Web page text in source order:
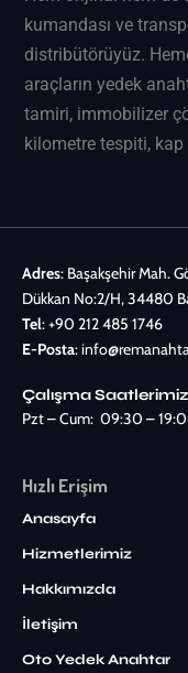
kumandası ve
distribütörüyüz.
araçların yedek
tamiri, immobilizer
kilometre tespiti,
Adres: Başakşehir Mah.
Dükkan No:2/H, 34480
Tel:+90 212 485 1746
E-Posta:
Çalışma
Pzt – Cum: 09:30 –
Hızlı Erişim
Anasayfa
Hizmetlerimiz
Hakkımızda
İletişim
Oto Yedek Anahtar